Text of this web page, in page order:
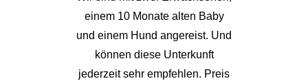
einem 10 Monate alten Baby
und einem Hund angereist. Und
können diese Unterkunft
jederzeit sehr empfehlen. Preis